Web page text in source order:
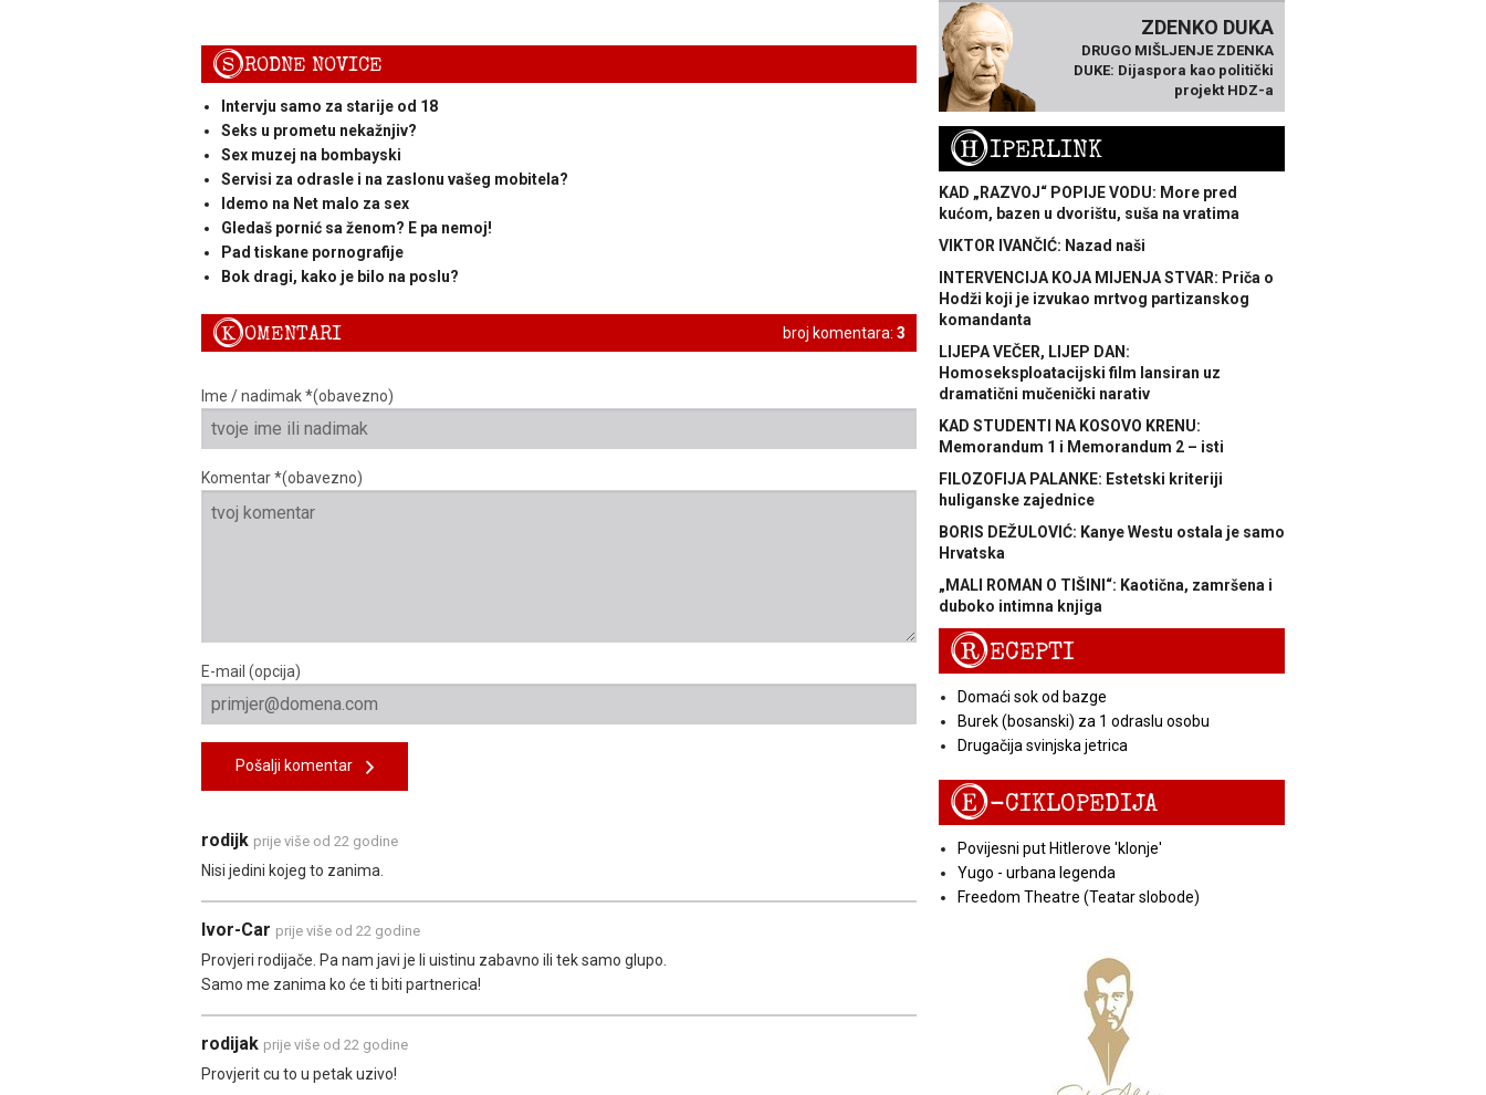
SRODNE NOVICE
Intervju samo za starije od 18
Seks u prometu nekažnjiv?
Sex muzej na bombayski
Servisi za odrasle i na zaslonu vašeg mobitela?
Idemo na Net malo za sex
Gledaš pornić sa ženom? E pa nemoj!
Pad tiskane pornografije
Bok dragi, kako je bilo na poslu?
broj komentara: 3
KOMENTARI
Ime / nadimak *(obavezno)
Komentar *(obavezno)
E-mail (opcija)
Pošalji komentar
rodijk prije više od 22 godine
Nisi jedini kojeg to zanima.
Ivor-Car prije više od 22 godine
Provjeri rodijače. Pa nam javi je li uistinu zabavno ili tek samo glupo.
Samo me zanima ko će ti biti partnerica!
rodijak prije više od 22 godine
Provjerit cu to u petak uzivo!
ZDENKO DUKA
DRUGO MIŠLJENJE ZDENKA
DUKE: Dijaspora kao politički
projekt HDZ-a
HIPERLINK
KAD „RAZVOJ“ POPIJE VODU: More pred
kućom, bazen u dvorištu, suša na vratima
VIKTOR IVANČIĆ: Nazad naši
INTERVENCIJA KOJA MIJENJA STVAR: Priča o
Hodži koji je izvukao mrtvog partizanskog
komandanta
LIJEPA VEČER, LIJEP DAN:
Homoseksploatacijski film lansiran uz
dramatični mučenički narativ
KAD STUDENTI NA KOSOVO KRENU:
Memorandum 1 i Memorandum 2 – isti
FILOZOFIJA PALANKE: Estetski kriteriji
huliganske zajednice
BORIS DEŽULOVIĆ: Kanye Westu ostala je samo
Hrvatska
„MALI ROMAN O TIŠINI“: Kaotična, zamršena i
duboko intimna knjiga
RECEPTI
Domaći sok od bazge
Burek (bosanski) za 1 odraslu osobu
Drugačija svinjska jetrica
E-CIKLOPEDIJA
Povijesni put Hitlerove 'klonje'
Yugo - urbana legenda
Freedom Theatre (Teatar slobode)